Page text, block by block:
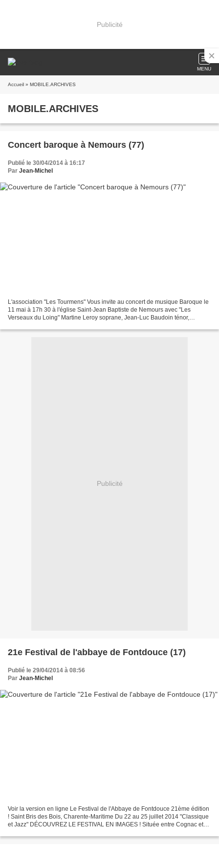
Publicité
MENU
Accueil » MOBILE.ARCHIVES
MOBILE.ARCHIVES
Concert baroque à Nemours (77)
Publié le 30/04/2014 à 16:17
Par Jean-Michel
L'association "Les Tourmens" Vous invite au concert de musique Baroque le
11 mai à 17h 30 à l'église Saint-Jean Baptiste de Nemours avec "Les
Verseaux du Loing" Martine Leroy soprane, Jean-Luc Baudoin ténor,
Publicité
21e Festival de l'abbaye de Fontdouce (17)
Publié le 29/04/2014 à 08:56
Par Jean-Michel
Voir la version en ligne Le Festival de l'Abbaye de Fontdouce 21ème édition
! Saint Bris des Bois, Charente-Maritime Du 22 au 25 juillet 2014 "Classique
et Jazz" DÉCOUVREZ LE FESTIVAL EN IMAGES ! Située entre Cognac et